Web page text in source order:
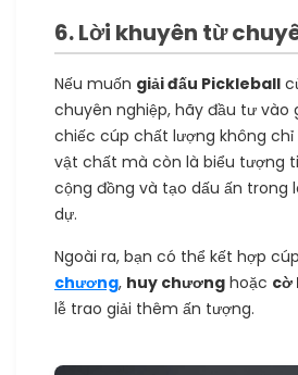
6. Lời khuyên từ
Nếu muốn giải đấu Pickleball
chuyên nghiệp, hãy đầu tư vào
chiếc cúp chất lượng không
vật chất mà còn là biểu tượng
cộng đồng và tạo dấu ấn trong
dự.
Ngoài ra, bạn có thể kết hợp
chương, huy chương hoặc cờ
lễ trao giải thêm ấn tượng.